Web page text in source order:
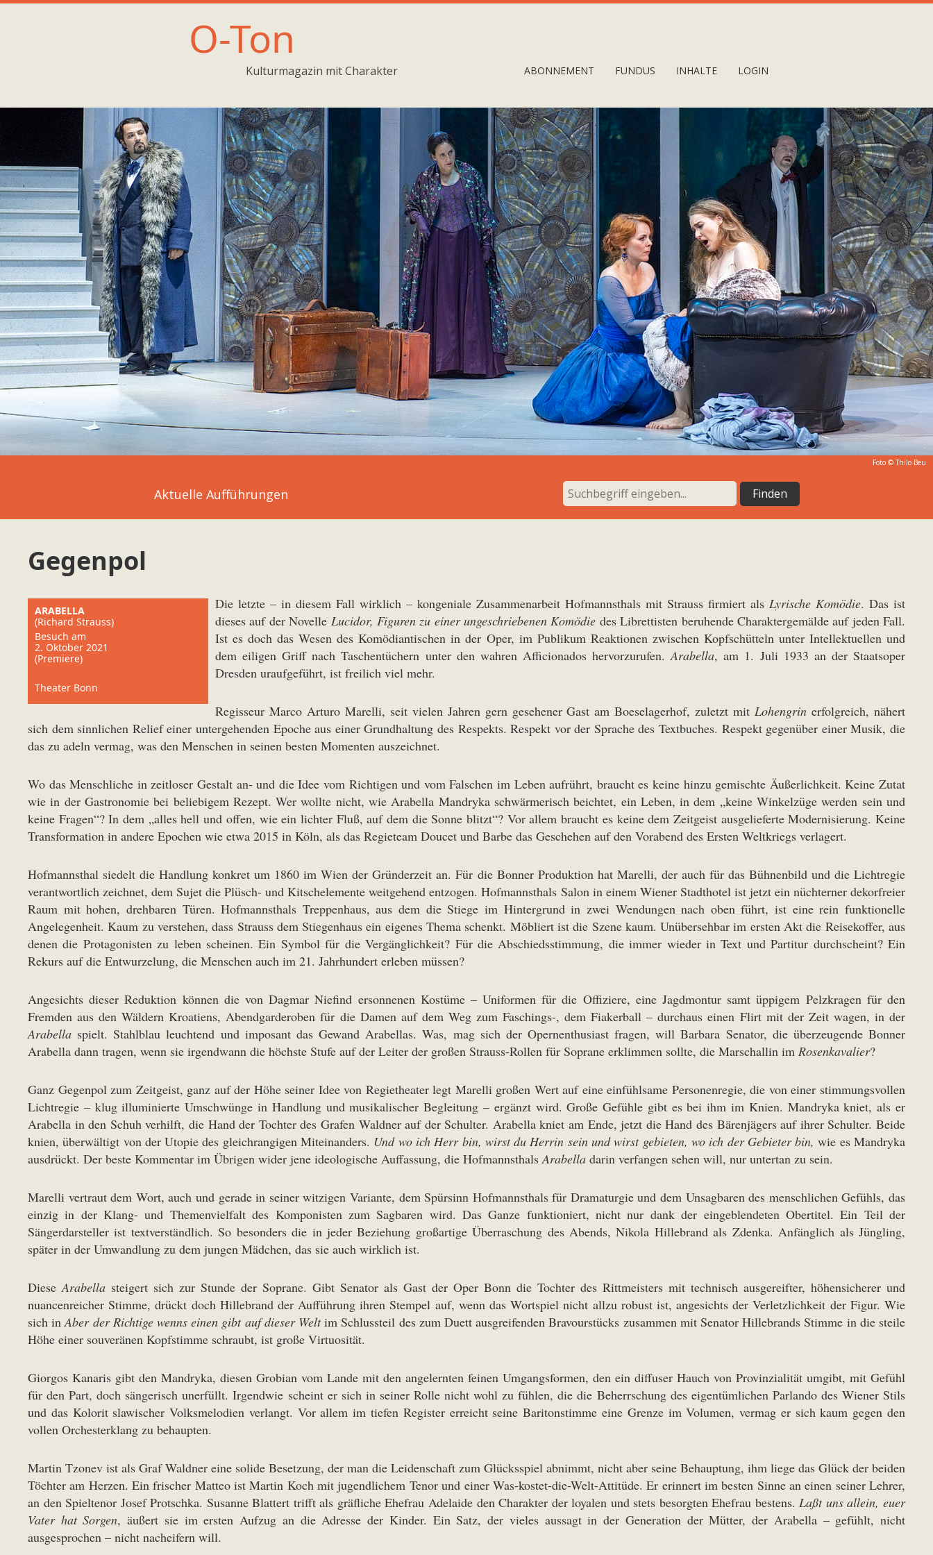
O-Ton
Kulturmagazin mit Charakter ABONNEMENT FUNDUS INHALTE LOGIN
Foto © Thilo Beu
Aktuelle Aufführungen
Gegenpol
ARABELLA
(Richard Strauss)
Besuch am
2. Oktober 2021
(Premiere)
Theater Bonn
Die letzte – in diesem Fall wirklich – kongeniale Zusammenarbeit Hofmannsthals mit Strauss firmiert als Lyrische Komödie. Das ist
dieses auf der Novelle Lucidor, Figuren zu einer ungeschriebenen Komödie des Librettisten beruhende Charaktergemälde auf jeden Fall.
Ist es doch das Wesen des Komödiantischen in der Oper, im Publikum Reaktionen zwischen Kopfschütteln unter Intellektuellen und
dem eiligen Griff nach Taschentüchern unter den wahren Afficionados hervorzurufen.Arabella, am 1. Juli 1933 an der Staatsoper
Dresden uraufgeführt, ist freilich viel mehr.
Regisseur Marco Arturo Marelli, seit vielen Jahren gern gesehener Gast am Boeselagerhof, zuletzt mitLohengrin erfolgreich, nähert
sich dem sinnlichen Relief einer untergehenden Epoche aus einer Grundhaltung des Respekts. Respekt vor der Sprache des Textbuches. Respekt gegenüber einer Musik, die
das zu adeln vermag, was den Menschen in seinen besten Momenten auszeichnet.
Wo das Menschliche in zeitloser Gestalt an- und die Idee vom Richtigen und vom Falschen im Leben aufrührt, braucht es keine hinzu gemischte Äußerlichkeit. Keine Zutat
wie in der Gastronomie bei beliebigem Rezept. Wer wollte nicht, wie Arabella Mandryka schwärmerisch beichtet, ein Leben, in dem „keine Winkelzüge werden sein und
keine Fragen“? In dem „alles hell und offen, wie ein lichter Fluß, auf dem die Sonne blitzt“? Vor allem braucht es keine dem Zeitgeist ausgelieferte Modernisierung. Keine
Transformation in andere Epochen wie etwa 2015 in Köln, als das Regieteam Doucet und Barbe das Geschehen auf den Vorabend des Ersten Weltkriegs verlagert.
Hofmannsthal siedelt die Handlung konkret um 1860 im Wien der Gründerzeit an. Für die Bonner Produktion hat Marelli, der auch für das Bühnenbild und die Lichtregie
verantwortlich zeichnet, dem Sujet die Plüsch- und Kitschelemente weitgehend entzogen. Hofmannsthals Salon in einem Wiener Stadthotel ist jetzt ein nüchterner dekorfreier
Raum mit hohen, drehbaren Türen. Hofmannsthals Treppenhaus, aus dem die Stiege im Hintergrund in zwei Wendungen nach oben führt, ist eine rein funktionelle
Angelegenheit. Kaum zu verstehen, dass Strauss dem Stiegenhaus ein eigenes Thema schenkt. Möbliert ist die Szene kaum. Unübersehbar im ersten Akt die Reisekoffer, aus
denen die Protagonisten zu leben scheinen. Ein Symbol für die Vergänglichkeit? Für die Abschiedsstimmung, die immer wieder in Text und Partitur durchscheint? Ein
Rekurs auf die Entwurzelung, die Menschen auch im 21. Jahrhundert erleben müssen?
Angesichts dieser Reduktion können die von Dagmar Niefind ersonnenen Kostüme – Uniformen für die Offiziere, eine Jagdmontur samt üppigem Pelzkragen für den
Fremden aus den Wäldern Kroatiens, Abendgarderoben für die Damen auf dem Weg zum Faschings-, dem Fiakerball – durchaus einen Flirt mit der Zeit wagen, in der
Arabella spielt. Stahlblau leuchtend und imposant das Gewand Arabellas. Was, mag sich der Opernenthusiast fragen, will Barbara Senator, die überzeugende Bonner
Arabella dann tragen, wenn sie irgendwann die höchste Stufe auf der Leiter der großen Strauss-Rollen für Soprane erklimmen sollte, die Marschallin im Rosenkavalier?
Ganz Gegenpol zum Zeitgeist, ganz auf der Höhe seiner Idee von Regietheater legt Marelli großen Wert auf eine einfühlsame Personenregie, die von einer stimmungsvollen
Lichtregie – klug illuminierte Umschwünge in Handlung und musikalischer Begleitung – ergänzt wird. Große Gefühle gibt es bei ihm im Knien. Mandryka kniet, als er
Arabella in den Schuh verhilft, die Hand der Tochter des Grafen Waldner auf der Schulter. Arabella kniet am Ende, jetzt die Hand des Bärenjägers auf ihrer Schulter. Beide
knien, überwältigt von der Utopie des gleichrangigen Miteinanders. Und wo ich Herr bin, wirst du Herrin sein und wirst gebieten, wo ich der Gebieter bin, wie es Mandryka
ausdrückt. Der beste Kommentar im Übrigen wider jene ideologische Auffassung, die HofmannsthalsArabella darin verfangen sehen will, nur untertan zu sein.
Marelli vertraut dem Wort, auch und gerade in seiner witzigen Variante, dem Spürsinn Hofmannsthals für Dramaturgie und dem Unsagbaren des menschlichen Gefühls, das
einzig in der Klang- und Themenvielfalt des Komponisten zum Sagbaren wird. Das Ganze funktioniert, nicht nur dank der eingeblendeten Obertitel. Ein Teil der
Sängerdarsteller ist textverständlich. So besonders die in jeder Beziehung großartige Überraschung des Abends, Nikola Hillebrand als Zdenka. Anfänglich als Jüngling,
später in der Umwandlung zu dem jungen Mädchen, das sie auch wirklich ist.
DieseArabella steigert sich zur Stunde der Soprane. Gibt Senator als Gast der Oper Bonn die Tochter des Rittmeisters mit technisch ausgereifter, höhensicherer und
nuancenreicher Stimme, drückt doch Hillebrand der Aufführung ihren Stempel auf, wenn das Wortspiel nicht allzu robust ist, angesichts der Verletzlichkeit der Figur. Wie
sich inAber der Richtige wenns einen gibt auf dieser Weltim Schlussteil des zum Duett ausgreifenden Bravourstücks zusammen mit Senator Hillebrands Stimme in die steile
Höhe einer souveränen Kopfstimme schraubt, ist große Virtuosität.
Giorgos Kanaris gibt den Mandryka, diesen Grobian vom Lande mit den angelernten feinen Umgangsformen, den ein diffuser Hauch von Provinzialität umgibt, mit Gefühl
für den Part, doch sängerisch unerfüllt. Irgendwie scheint er sich in seiner Rolle nicht wohl zu fühlen, die die Beherrschung des eigentümlichen Parlando des Wiener Stils
und das Kolorit slawischer Volksmelodien verlangt. Vor allem im tiefen Register erreicht seine Baritonstimme eine Grenze im Volumen, vermag er sich kaum gegen den
vollen Orchesterklang zu behaupten.
Martin Tzonev ist als Graf Waldner eine solide Besetzung, der man die Leidenschaft zum Glücksspiel abnimmt, nicht aber seine Behauptung, ihm liege das Glück der beiden
Töchter am Herzen. Ein frischer Matteo ist Martin Koch mit jugendlichem Tenor und einer Was-kostet-die-Welt-Attitüde. Er erinnert im besten Sinne an einen seiner Lehrer,
an den Spieltenor Josef Protschka. Susanne Blattert trifft als gräfliche Ehefrau Adelaide den Charakter der loyalen und stets besorgten Ehefrau bestens.Laßt uns allein, euer
Vater hat Sorgen, äußert sie im ersten Aufzug an die Adresse der Kinder. Ein Satz, der vieles aussagt in der Generation der Mütter, der Arabella – gefühlt, nicht
ausgesprochen – nicht nacheifern will.